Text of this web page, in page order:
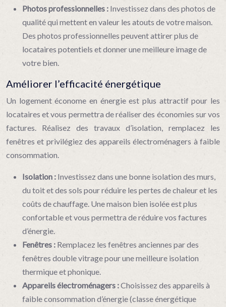
Photos professionnelles : Investissez dans des photos de
qualité qui mettent en valeur les atouts de votre maison.
Des photos professionnelles peuvent attirer plus de
locataires potentiels et donner une meilleure image de
votre bien.
Améliorer l’efficacité énergétique
Un logement économe en énergie est plus attractif pour les
locataires et vous permettra de réaliser des économies sur vos
factures. Réalisez des travaux d’isolation, remplacez les
fenêtres et privilégiez des appareils électroménagers à faible
consommation.
Isolation : Investissez dans une bonne isolation des murs,
du toit et des sols pour réduire les pertes de chaleur et les
coûts de chauffage. Une maison bien isolée est plus
confortable et vous permettra de réduire vos factures
d’énergie.
Fenêtres : Remplacez les fenêtres anciennes par des
fenêtres double vitrage pour une meilleure isolation
thermique et phonique.
Appareils électroménagers :Choisissez des appareils à
faible consommation d’énergie (classe énergétique